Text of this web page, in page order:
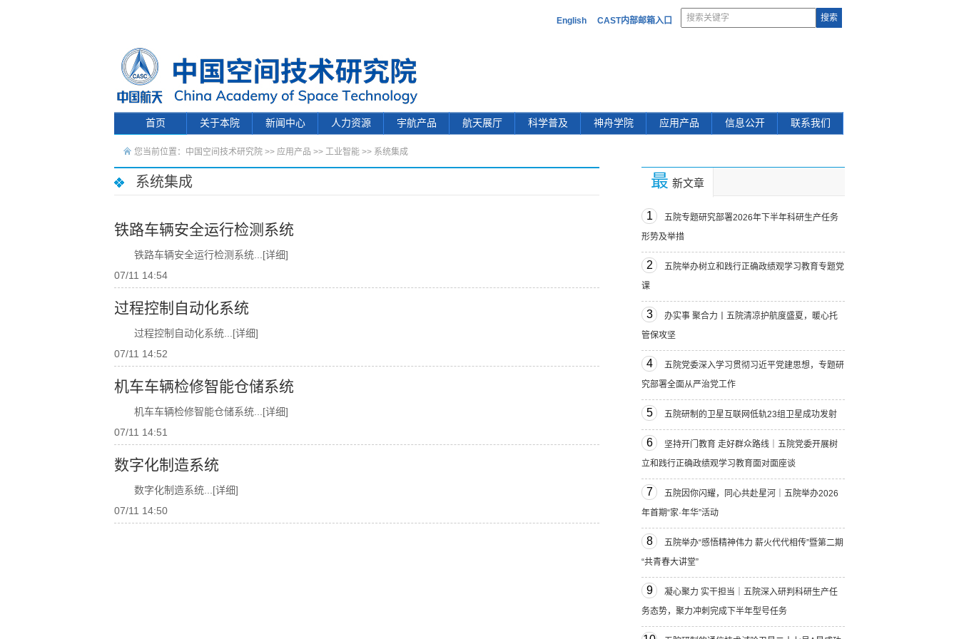
English CAST内部邮箱入口
首页 关于本院 新闻中心 人力资源 宇航产品 航天展厅 科学普及 神舟学院 应用产品 信息公开 联系我们
您当前位置： 中国空间技术研究院 >> 应用产品 >> 工业智能 >> 系统集成
系统集成
铁路车辆安全运行检测系统
铁路车辆安全运行检测系统 ...[详细]
07/11 14:54
过程控制自动化系统
过程控制自动化系统 ...[详细]
07/11 14:52
机车车辆检修智能仓储系统
机车车辆检修智能仓储系统 ...[详细]
07/11 14:51
数字化制造系统
数字化制造系统 ...[详细]
07/11 14:50
最 新文章
1
五院专题研究部署2026年下半年科研生产任务
形势及举措
2
五院举办树立和践行正确政绩观学习教育专题党
课
3
办实事 聚合力丨五院清凉护航度盛夏，暖心托
管保攻坚
4
五院党委深入学习贯彻习近平党建思想，专题研
究部署全面从严治党工作
5 五院研制的卫星互联网低轨23组卫星成功发射
6
坚持开门教育 走好群众路线｜五院党委开展树
立和践行正确政绩观学习教育面对面座谈
7
五院因你闪耀，同心共赴星河｜五院举办2026
年首期“家·年华”活动
8
五院举办“感悟精神伟力 薪火代代相传”暨第二期
“共青春大讲堂”
9
凝心聚力 实干担当｜五院深入研判科研生产任
务态势，聚力冲刺完成下半年型号任务